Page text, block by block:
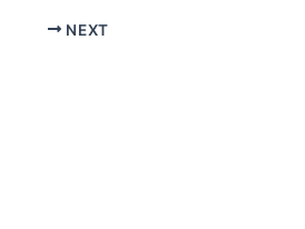
NEXT
לעזרתכם